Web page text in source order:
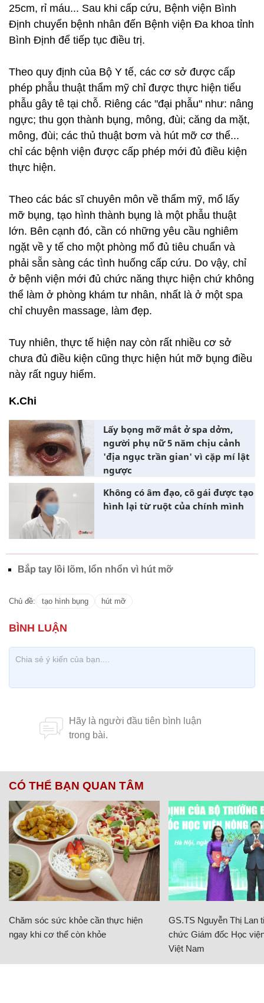
25cm, rỉ máu... Sau khi cấp cứu, Bệnh viện Bình
Định chuyển bệnh nhân đến Bệnh viện Đa khoa tỉnh
Bình Định để tiếp tục điều trị.
Theo quy định của Bộ Y tế, các cơ sở được cấp
phép phẫu thuật thẩm mỹ chỉ được thực hiện tiểu
phẫu gây tê tại chỗ. Riêng các "đại phẫu" như: nâng
ngực; thu gọn thành bụng, mông, đùi; căng da mặt,
mông, đùi; các thủ thuật bơm và hút mỡ cơ thể...
chỉ các bệnh viện được cấp phép mới đủ điều kiện
thực hiện.
Theo các bác sĩ chuyên môn về thẩm mỹ, mổ lấy
mỡ bụng, tạo hình thành bụng là một phẫu thuật
lớn. Bên cạnh đó, cần có những yêu cầu nghiêm
ngặt về y tế cho một phòng mổ đủ tiêu chuẩn và
phải sẵn sàng các tình huống cấp cứu. Do vậy, chỉ
ở bệnh viện mới đủ chức năng thực hiện chứ không
thể làm ở phòng khám tư nhân, nhất là ở một spa
chỉ chuyên massage, làm đẹp.
Tuy nhiên, thực tế hiện nay còn rất nhiều cơ sở
chưa đủ điều kiện cũng thực hiện hút mỡ bụng điều
này rất nguy hiểm.
K.Chi
Lấy bọng mỡ mắt ở spa dởm,
người phụ nữ 5 năm chịu cảnh
'địa ngục trần gian' vì cặp mí lật
ngược
Không có âm đạo, cô gái được tạo
hình lại từ ruột của chính mình
Bắp tay lồi lõm, lổn nhổn vì hút mỡ
Chủ đề: tạo hình bụng hút mỡ
CÓ THỂ BẠN QUAN TÂM
Chăm sóc sức khỏe cần thực hiện
ngay khi cơ thể còn khỏe
GS.TS Nguyễn Thị Lan
chức Giám đốc Học
Việt Nam